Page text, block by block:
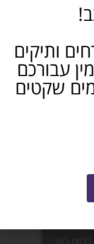
ותיקים
עבורכם
ימים שקטים